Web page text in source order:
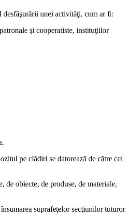
desfăşurării unei activităţi, cum ar fi:
şi cooperatiste, instituţiilor
pe clădiri se datorează de către cei
de obiecte, de produse, de materiale,
suprafeţelor secţiunilor tuturor